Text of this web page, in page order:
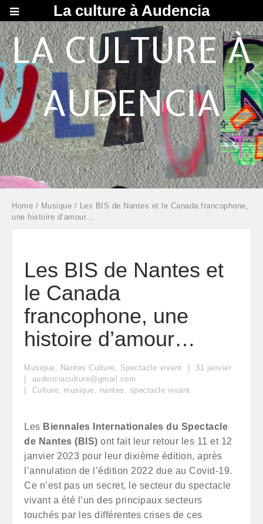
LA CULTURE À
AUDENCIA
Home / Musique / Les BIS de Nantes et le Canada francophone,
une histoire d’amour…
Les BIS de Nantes et
le Canada
francophone, une
histoire d’amour…
Musique, Nantes Culture, Spectacle vivant 31 janvier
audenciaculture@gmail.com
Culture, musique, nantes , spectacle vivant
Les Biennales Internationales du Spectacle
de Nantes (BIS) ont fait leur retour les 11 et 12
janvier 2023 pour leur dixième édition, après
l’annulation de l’édition 2022 due au Covid-19.
Ce n’est pas un secret, le secteur du spectacle
vivant a été l’un des principaux secteurs
touchés par les différentes crises de ces
La culture à Audencia